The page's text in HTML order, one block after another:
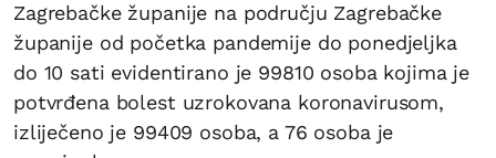
Zagrebačke županije na području Zagrebačke
županije od početka pandemije do ponedjeljka
do 10 sati evidentirano je 99810 osoba kojima je
potvrđena bolest uzrokovana koronavirusom,
izliječeno je 99409 osoba, a 76 osoba je